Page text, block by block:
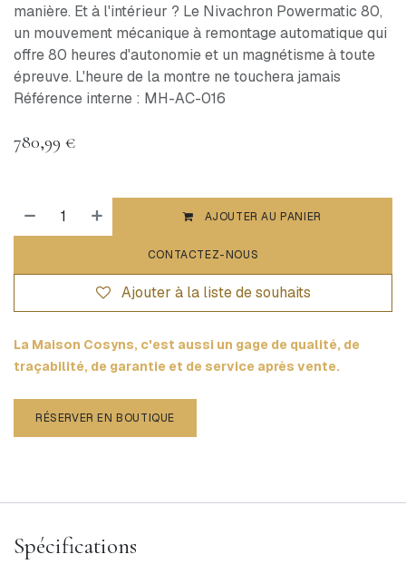
manière. Et à l'intérieur ? Le Nivachron Powermatic 80,
un mouvement mécanique à remontage automatique qui
offre 80 heures d'autonomie et un magnétisme à toute
épreuve. L'heure de la montre ne touchera jamais
Référence interne : MH-AC-016
780,99 €
AJOUTER AU PANIER
CONTACTEZ-NOUS
Ajouter à la liste de souhaits
La Maison Cosyns, c'est aussi un gage de qualité, de
traçabilité, de garantie et de service après vente.
RÉSERVER EN BOUTIQUE
Spécifications